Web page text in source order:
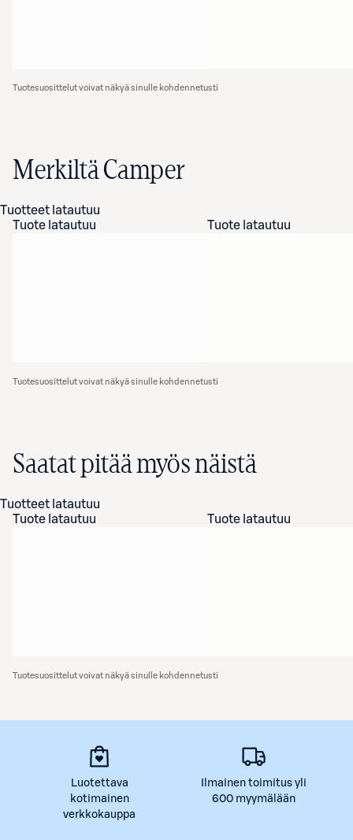
Tuotesuosittelut voivat näkyä sinulle kohdennetusti
Merkiltä Camper
Tuotteet latautuu
Tuote latautuu
Tuote latautuu
Tuotesuosittelut voivat näkyä sinulle kohdennetusti
Saatat pitää myös näistä
Tuotteet latautuu
Tuote latautuu
Tuote latautuu
Tuotesuosittelut voivat näkyä sinulle kohdennetusti
Luotettava
kotimainen
verkkokauppa
Ilmainen toimitus yli
600 myymälään